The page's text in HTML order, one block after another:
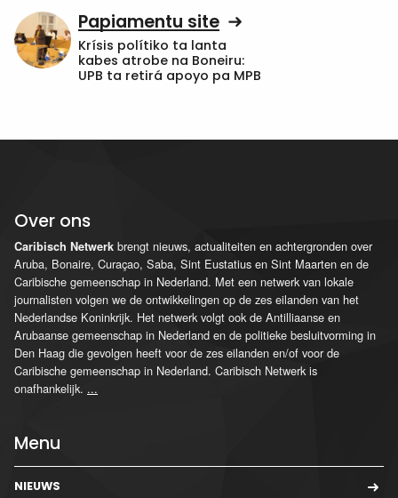
Papiamentu site
Krísis polítiko ta lanta
kabes atrobe na Boneiru:
UPB ta retirá apoyo pa MPB
Over ons
Caribisch Netwerk brengt nieuws, actualiteiten en achtergronden over
Aruba, Bonaire, Curaçao, Saba, Sint Eustatius en Sint Maarten en de
Caribische gemeenschap in Nederland. Met een netwerk van lokale
journalisten volgen we de ontwikkelingen op de zes eilanden van het
Nederlandse Koninkrijk. Het netwerk volgt ook de Antilliaanse en
Arubaanse gemeenschap in Nederland en de politieke besluitvorming in
Den Haag die gevolgen heeft voor de zes eilanden en/of voor de
Caribische gemeenschap in Nederland. Caribisch Netwerk is
onafhankelijk. ...
Menu
NIEUWS